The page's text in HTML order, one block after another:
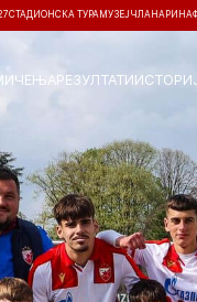
СТАДИОНСКА ТУРА МУЗЕЈ ЧЛАНАРИНА
РЕЗУЛТАТИ